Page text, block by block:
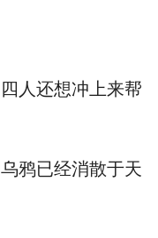
人还想冲上来帮
鸦已经消散于天